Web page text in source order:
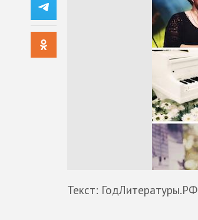
Текст: ГодЛитературы.РФ